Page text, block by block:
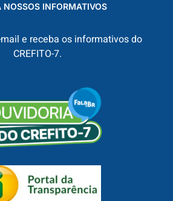
NOSSOS INFORMATIVOS
e receba os informativos do
CREFITO-7.